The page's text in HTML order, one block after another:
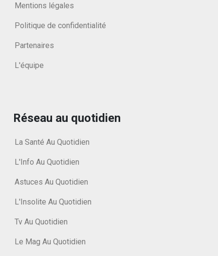
Mentions légales
Politique de confidentialité
Partenaires
L'équipe
Réseau au quotidien
La Santé Au Quotidien
L'Info Au Quotidien
Astuces Au Quotidien
L'Insolite Au Quotidien
Tv Au Quotidien
Le Mag Au Quotidien